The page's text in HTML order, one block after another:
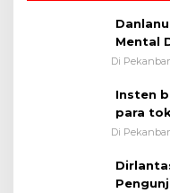
Mental
Di
Insten
para
System
Situasi
Di